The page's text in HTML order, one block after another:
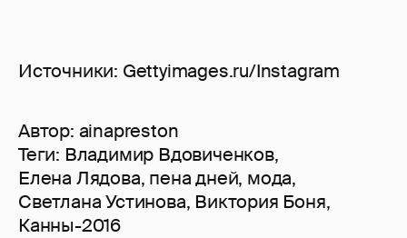
Источники: Gettyimages.ru/Instagram
Автор: ainapreston
Теги: Владимир Вдовиченков,
Елена Лядова, пена дней, мода,
Светлана Устинова, Виктория Боня,
Канны-2016